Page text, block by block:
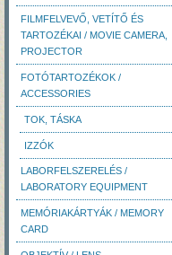
FILMFELVEVŐ, VETÍTŐ ÉS
TARTOZÉKAI / MOVIE CAMERA,
PROJECTOR
FOTÓTARTOZÉKOK /
ACCESSORIES
TOK, TÁSKA
IZZÓK
LABORFELSZERELÉS /
LABORATORY EQUIPMENT
MEMÓRIAKÁRTYÁK / MEMORY
CARD